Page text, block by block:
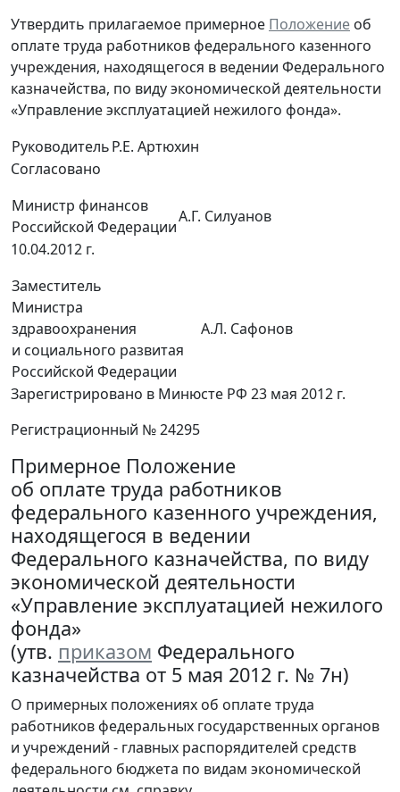
Утвердить прилагаемое примерное Положение об
оплате труда работников федерального казенного
учреждения, находящегося в ведении Федерального
казначейства, по виду экономической деятельности
«Управление эксплуатацией нежилого фонда».
РуководительР.Е. Артюхин
Согласовано
Министр финансов
Российской Федерации
А.Г. Силуанов
10.04.2012 г.
Заместитель
Министра
здравоохранения
и социального развитая
Российской Федерации
А.Л. Сафонов
Зарегистрировано в Минюсте РФ 23 мая 2012 г.
Регистрационный № 24295
Примерное Положение
об оплате труда работников
федерального казенного учреждения,
находящегося в ведении
Федерального казначейства, по виду
экономической деятельности
«Управление эксплуатацией нежилого
фонда»
(утв. приказом Федерального
казначейства от 5 мая 2012 г. № 7н)
О примерных положениях об оплате труда
работников федеральных государственных органов
и учреждений - главных распорядителей средств
федерального бюджета по видам экономической